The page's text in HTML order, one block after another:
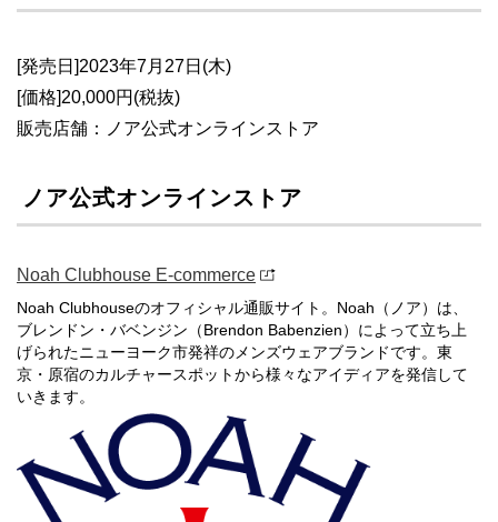
[発売日]2023年7月27日(木)
[価格]20,000円(税抜)
販売店舗：ノア公式オンラインストア
ノア公式オンラインストア
Noah Clubhouse E-commerce
Noah Clubhouseのオフィシャル通販サイト。Noah（ノア）は、
ブレンドン・バベンジン（Brendon Babenzien）によって立ち上
げられたニューヨーク市発祥のメンズウェアブランドです。東
京・原宿のカルチャースポットから様々なアイディアを発信して
いきます。